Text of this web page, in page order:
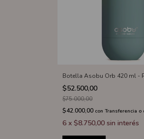
Botella Asobu Orb 420 ml -
$52.500,00
$75.000,00
$42.000,00 con Transferencia o
6 x $8.750,00 sin interés